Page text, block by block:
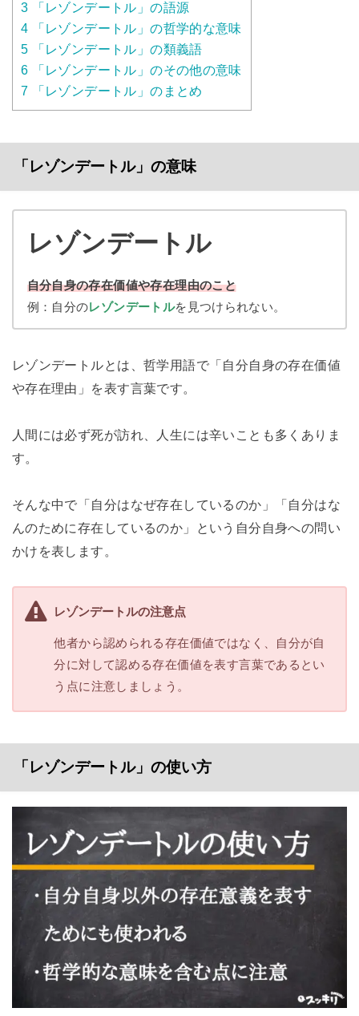
3 「レゾンデートル」の語源
4 「レゾンデートル」の哲学的な意味
5 「レゾンデートル」の類義語
6 「レゾンデートル」のその他の意味
7 「レゾンデートル」のまとめ
「レゾンデートル」の意味
レゾンデートル
自分自身の存在価値や存在理由のこと
例：自分のレゾンデートルを見つけられない。
レゾンデートルとは、哲学用語で「自分自身の存在価値
や存在理由」を表す言葉です。
人間には必ず死が訪れ、人生には辛いことも多くありま
す。
そんな中で「自分はなぜ存在しているのか」「自分はな
んのために存在しているのか」という自分自身への問い
かけを表します。
レゾンデートルの注意点
他者から認められる存在価値ではなく、自分が自
分に対して認める存在価値を表す言葉であるとい
う点に注意しましょう。
「レゾンデートル」の使い方